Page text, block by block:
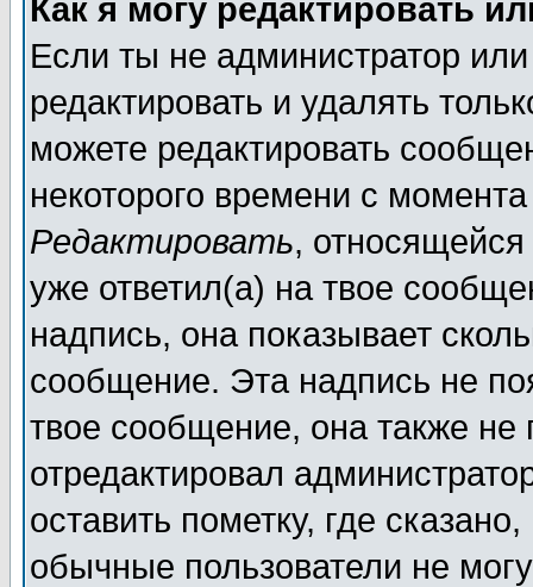
Как я могу редактировать
Если ты не администратор
редактировать и удалять
можете редактировать
некоторого времени с
Редактировать,
уже ответил(а) на твое
надпись, она показывает
сообщение. Эта надпись не
твое сообщение, она также
отредактировал
оставить пометку, где
обычные пользователи не